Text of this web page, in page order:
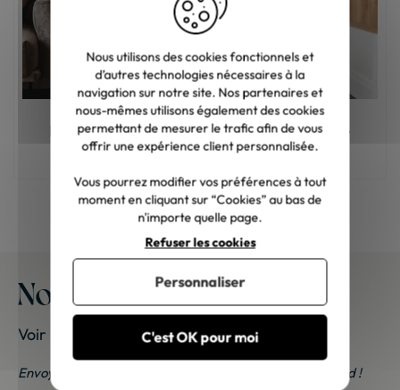
Meuble en bois : comment choisir la bonne
teinte ?
Nos meubles chez vous
Voir les photos de nos clients
Envoyez-nous vos photos ; une petite surprise vous attend !
Nous utilisons des cookies fonctionnels et
d’autres technologies nécessaires à la
navigation sur notre site. Nos partenaires et
nous-mêmes utilisons également des cookies
permettant de mesurer le trafic afin de vous
offrir une expérience client personnalisée.
Vous pourrez modifier vos préférences à tout
moment en cliquant sur “Cookies” au bas de
n'importe quelle page.
C'est OK pour moi
Refuser les cookies
Personnaliser